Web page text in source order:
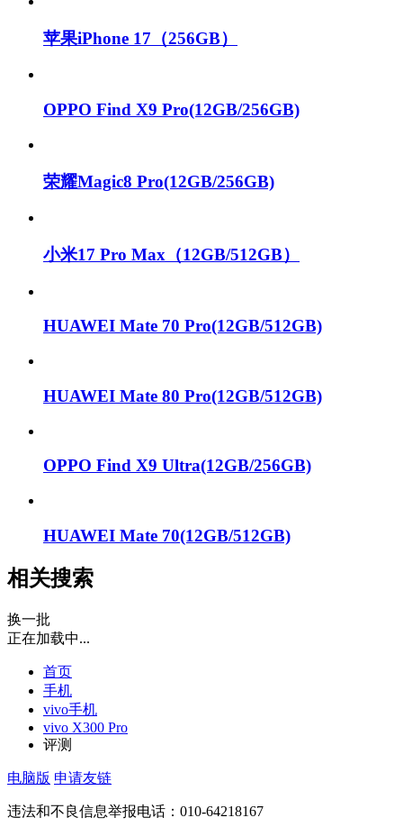
苹果iPhone 17（256GB）
OPPO Find X9 Pro(12GB/256GB)
荣耀Magic8 Pro(12GB/256GB)
小米17 Pro Max（12GB/512GB）
HUAWEI Mate 70 Pro(12GB/512GB)
HUAWEI Mate 80 Pro(12GB/512GB)
OPPO Find X9 Ultra(12GB/256GB)
HUAWEI Mate 70(12GB/512GB)
相关搜索
换一批
正在加载中...
首页
手机
vivo手机
vivo X300 Pro
评测
电脑版 申请友链
违法和不良信息举报电话：010-64218167